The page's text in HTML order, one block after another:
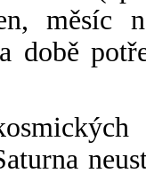
měsíc
době